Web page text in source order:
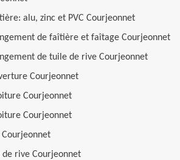
alu, zinc et PVC Courjeonnet
de faîtière et faîtage Courjeonnet
de tuile de rive Courjeonnet
Courjeonnet
Courjeonnet
Courjeonnet
de rive Courjeonnet